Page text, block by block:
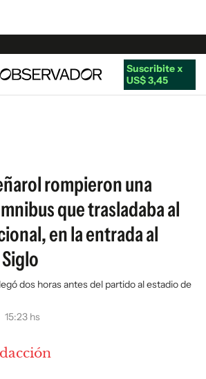
Suscribite x
US$ 3,45
rompieron una
que trasladaba al
en la entrada al
dos horas antes del partido al estadio de
15:23 hs